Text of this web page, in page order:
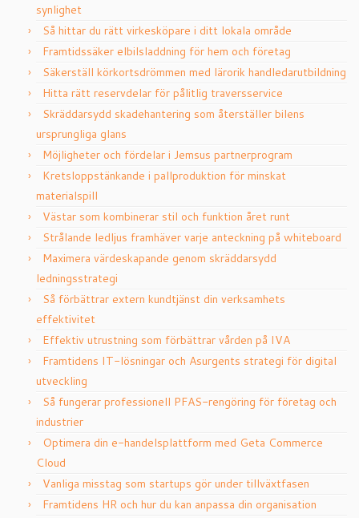
synlighet
Så hittar du rätt virkesköpare i ditt lokala område
Framtidssäker elbilsladdning för hem och företag
Säkerställ körkortsdrömmen med lärorik handledarutbildning
Hitta rätt reservdelar för pålitlig traversservice
Skräddarsydd skadehantering som återställer bilens
ursprungliga glans
Möjligheter och fördelar i Jemsus partnerprogram
Kretsloppstänkande i pallproduktion för minskat
materialspill
Västar som kombinerar stil och funktion året runt
Strålande ledljus framhäver varje anteckning på whiteboard
Maximera värdeskapande genom skräddarsydd
ledningsstrategi
Så förbättrar extern kundtjänst din verksamhets
effektivitet
Effektiv utrustning som förbättrar vården på IVA
Framtidens IT-lösningar och Asurgents strategi för digital
utveckling
Så fungerar professionell PFAS-rengöring för företag och
industrier
Optimera din e-handelsplattform med Geta Commerce
Cloud
Vanliga misstag som startups gör under tillväxtfasen
Framtidens HR och hur du kan anpassa din organisation